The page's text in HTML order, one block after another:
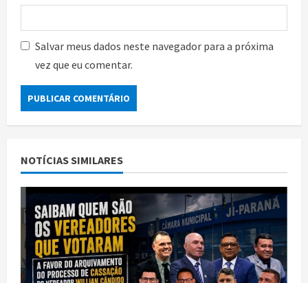
Salvar meus dados neste navegador para a próxima
vez que eu comentar.
NOTÍCIAS SIMILARES